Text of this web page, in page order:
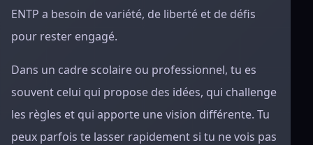
ENTP a besoin de variété, de liberté et de défis
pour rester engagé.
Dans un cadre scolaire ou professionnel, tu es
souvent celui qui propose des idées, qui challenge
les règles et qui apporte une vision différente. Tu
peux parfois te lasser rapidement si tu ne vois pas